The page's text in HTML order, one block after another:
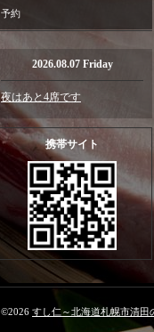
予約
2026.08.07 Friday
夜はあと4席です
携帯サイト
©2026 すし仁～北海道札幌市清田